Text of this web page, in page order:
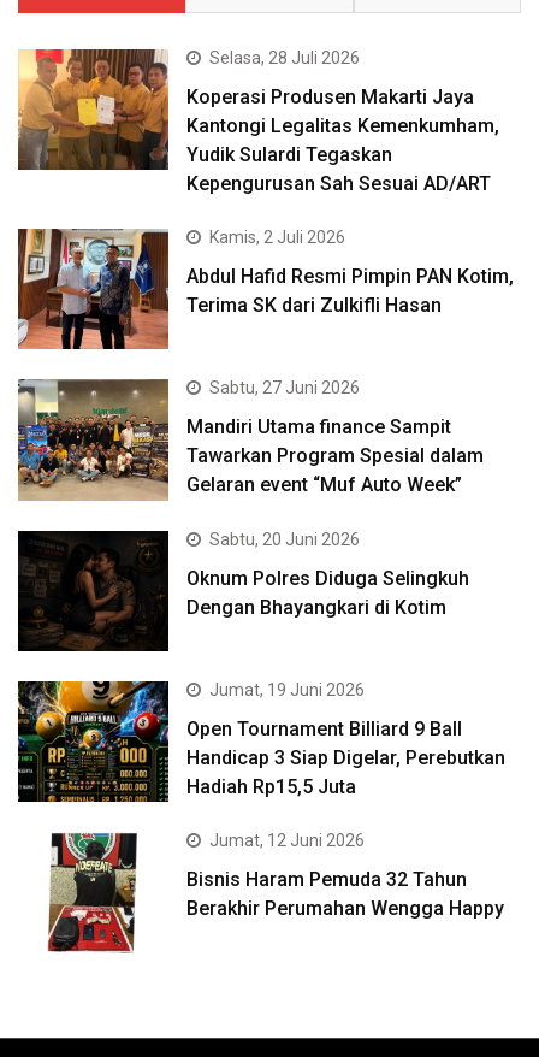
Selasa, 28 Juli 2026
Koperasi Produsen Makarti Jaya
Kantongi Legalitas Kemenkumham,
Yudik Sulardi Tegaskan
Kepengurusan Sah Sesuai AD/ART
Kamis, 2 Juli 2026
Abdul Hafid Resmi Pimpin PAN Kotim,
Terima SK dari Zulkifli Hasan
Sabtu, 27 Juni 2026
Mandiri Utama finance Sampit
Tawarkan Program Spesial dalam
Gelaran event “Muf Auto Week”
Sabtu, 20 Juni 2026
Oknum Polres Diduga Selingkuh
Dengan Bhayangkari di Kotim
Jumat, 19 Juni 2026
Open Tournament Billiard 9 Ball
Handicap 3 Siap Digelar, Perebutkan
Hadiah Rp15,5 Juta
Jumat, 12 Juni 2026
Bisnis Haram Pemuda 32 Tahun
Berakhir Perumahan Wengga Happy